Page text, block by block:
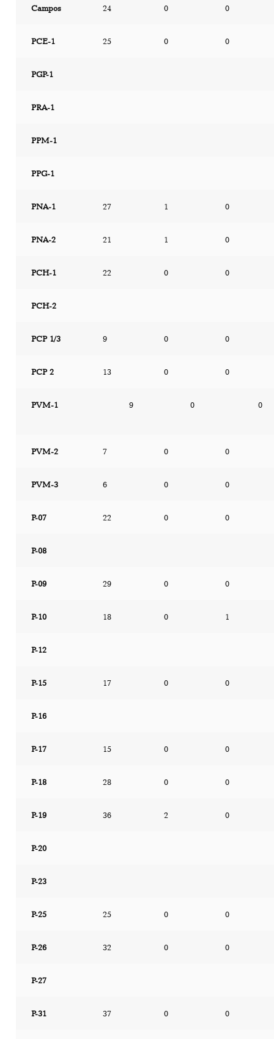
Campos 24 0 0
PCE-1 25 0 0
PGP-1
PRA-1
PPM-1
PPG-1
PNA-1 27 1 0
PNA-2 21 1 0
PCH-1 22 0 0
PCH-2
PCP 1/3 9 0 0
PCP 2 13 0 0
PVM-1 9 0 0
PVM-2 7 0 0
PVM-3 6 0 0
P-07 22 0 0
P-08
P-09 29 0 0
P-10 18 0 1
P-12
P-15 17 0 0
P-16
P-17 15 0 0
P-18 28 0 0
P-19 36 2 0
P-20
P-23
P-25 25 0 0
P-26 32 0 0
P-27
P-31 37 0 0